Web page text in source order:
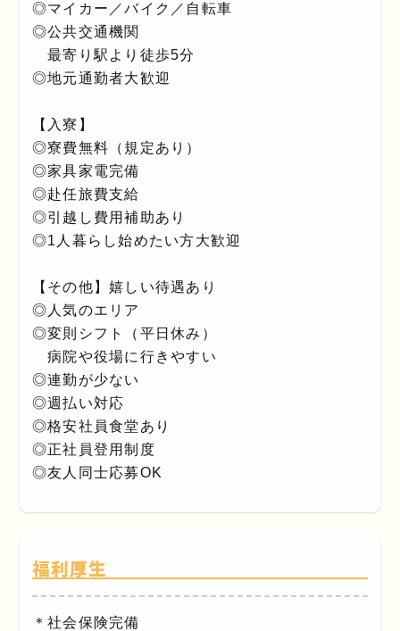
◎マイカー／バイク／自転車
◎公共交通機関
最寄り駅より徒歩5分
◎地元通勤者大歓迎
【入寮】
◎寮費無料（規定あり）
◎家具家電完備
◎赴任旅費支給
◎引越し費用補助あり
◎1人暮らし始めたい方大歓迎
【その他】嬉しい待遇あり
◎人気のエリア
◎変則シフト（平日休み）
病院や役場に行きやすい
◎連勤が少ない
◎週払い対応
◎格安社員食堂あり
◎正社員登用制度
◎友人同士応募OK
福利厚生
＊社会保険完備